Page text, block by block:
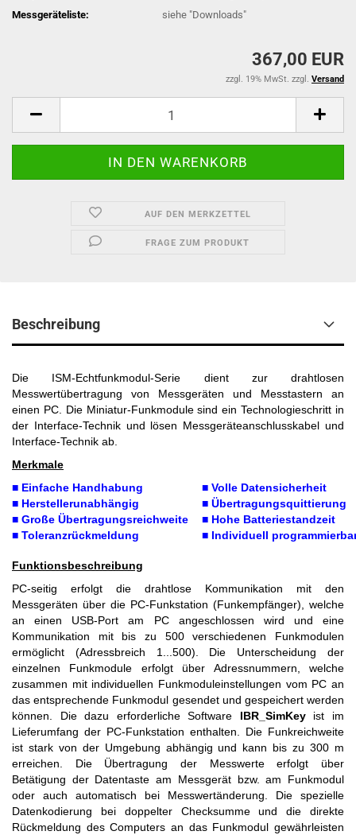
Messgeräteliste:
siehe "Downloads"
367,00 EUR
zzgl. 19% MwSt. zzgl. Versand
AUF DEN MERKZETTEL
FRAGE ZUM PRODUKT
Beschreibung
Die ISM-Echtfunkmodul-Serie dient zur drahtlosen
Messwertübertragung von Messgeräten und Messtastern an
einen PC. Die Miniatur-Funkmodule sind ein Technologieschritt in
der Interface-Technik und lösen Messgeräteanschlusskabel und
Interface-Technik ab.
Merkmale
■ Einfache Handhabung
■ Volle Datensicherheit
■ Herstellerunabhängig
■ Übertragungsquittierung
■ Große Übertragungsreichweite
■ Hohe Batteriestandzeit
■ Toleranzrückmeldung
■ Individuell
Funktionsbeschreibung
PC-seitig erfolgt die drahtlose Kommunikation mit den
Messgeräten über die PC-Funkstation (Funkempfänger), welche
an einen USB-Port am PC angeschlossen wird und eine
Kommunikation mit bis zu 500 verschiedenen Funkmodulen
ermöglicht (Adressbreich 1...500). Die Unterscheidung der
einzelnen Funkmodule erfolgt über Adressnummern, welche
zusammen mit individuellen Funkmoduleinstellungen vom PC an
das entsprechende Funkmodul gesendet und gespeichert werden
können. Die dazu erforderliche Software IBR_SimKeyist im
Lieferumfang der PC-Funkstation enthalten. Die Funkreichweite
ist stark von der Umgebung abhängig und kann bis zu 300 m
erreichen. Die Übertragung der Messwerte erfolgt über
Betätigung der Datentaste am Messgerät bzw. am Funkmodul
oder auch automatisch bei Messwertänderung. Die spezielle
Datenkodierung bei doppelter Checksumme und die direkte
Rückmeldung des Computers an das Funkmodul gewährleisten